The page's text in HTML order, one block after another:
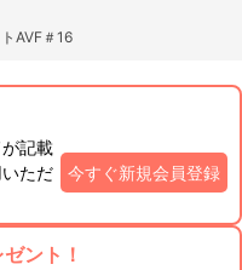
AVF＃16
記載
ただ
今すぐ新規会員登録
ント！